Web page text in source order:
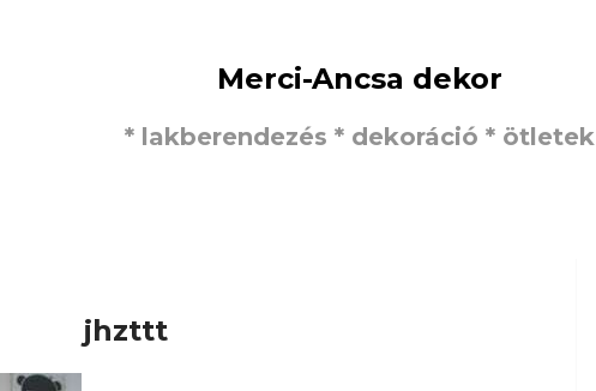
Merci-Ancsa dekor
* lakberendezés * dekoráció * ötletek
jhzttt